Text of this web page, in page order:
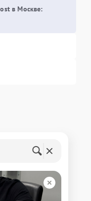
в Москве: